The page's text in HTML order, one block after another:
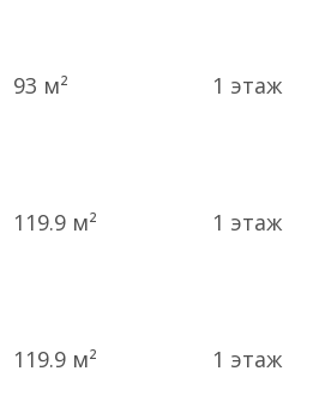
93 м² 1 этаж
119.9 м² 1 этаж
119.9 м² 1 этаж